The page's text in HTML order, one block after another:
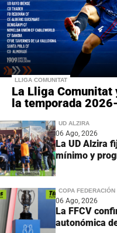
LLIGA COMUNITAT
La Lliga Comunitat
la temporada
UD ALZIRA
06 Ago, 2026
La UD Alzira
mínimo y
COPA FEDERACIÓN
06 Ago, 2026
La FFCV
autonómica